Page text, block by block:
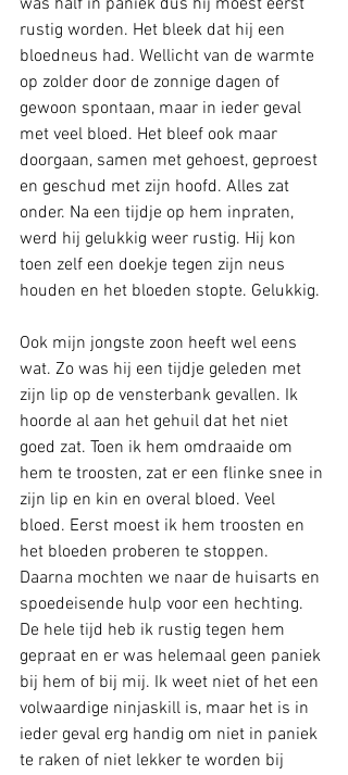
was half in paniek dus hij moest eerst
rustig worden. Het bleek dat hij een
bloedneus had. Wellicht van de warmte
op zolder door de zonnige dagen of
gewoon spontaan, maar in ieder geval
met veel bloed. Het bleef ook maar
doorgaan, samen met gehoest, geproest
en geschud met zijn hoofd. Alles zat
onder. Na een tijdje op hem inpraten,
werd hij gelukkig weer rustig. Hij kon
toen zelf een doekje tegen zijn neus
houden en het bloeden stopte. Gelukkig.
Ook mijn jongste zoon heeft wel eens
wat. Zo was hij een tijdje geleden met
zijn lip op de vensterbank gevallen. Ik
hoorde al aan het gehuil dat het niet
goed zat. Toen ik hem omdraaide om
hem te troosten, zat er een flinke snee in
zijn lip en kin en overal bloed. Veel
bloed. Eerst moest ik hem troosten en
het bloeden proberen te stoppen.
Daarna mochten we naar de huisarts en
spoedeisende hulp voor een hechting.
De hele tijd heb ik rustig tegen hem
gepraat en er was helemaal geen paniek
bij hem of bij mij. Ik weet niet of het een
volwaardige ninjaskill is, maar het is in
ieder geval erg handig om niet in paniek
te raken of niet lekker te worden bij